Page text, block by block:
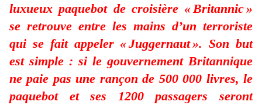
luxueux paquebot de croisière « Britannic »
se retrouve entre les mains d’un terroriste
qui se fait appeler « Juggernaut ». Son but
est simple : si le gouvernement Britannique
ne paie pas une rançon de 500 000 livres, le
paquebot et ses 1200 passagers seront